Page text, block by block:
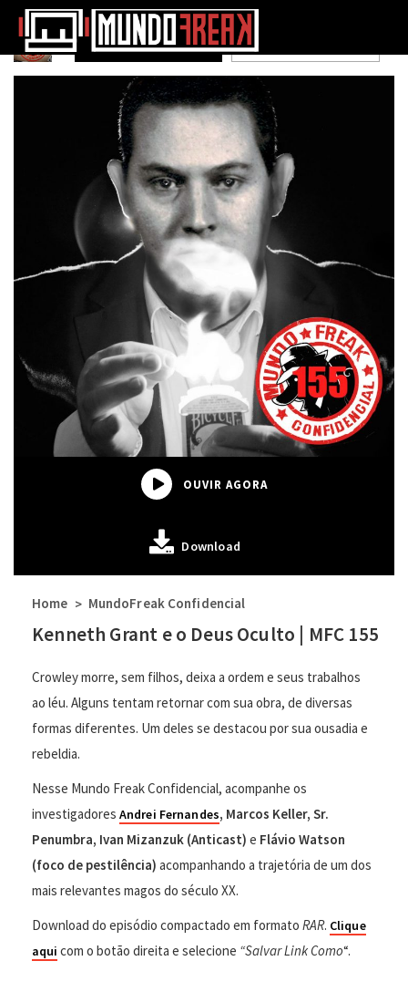
Spotify
OUVIR AGORA
Download
Home > MundoFreak Confidencial
Kenneth Grant e o Deus Oculto | MFC 155
Crowley morre, sem filhos, deixa a ordem e seus trabalhos
ao léu. Alguns tentam retornar com sua obra, de diversas
formas diferentes. Um deles se destacou por sua ousadia e
rebeldia.
Nesse Mundo Freak Confidencial, acompanhe os
investigadores Andrei Fernandes, Marcos Keller, Sr.
Penumbra, Ivan Mizanzuk (Anticast) e Flávio Watson
(foco de pestilência) acompanhando a trajetória de um dos
mais relevantes magos do século XX.
Download do episódio compactado em formato RAR. Clique
aqui com o botão direita e selecione “Salvar Link Como“.